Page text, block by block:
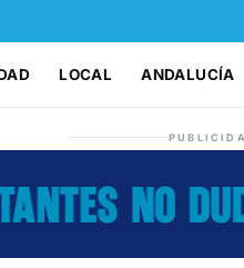
LOCAL ANDALUCÍA